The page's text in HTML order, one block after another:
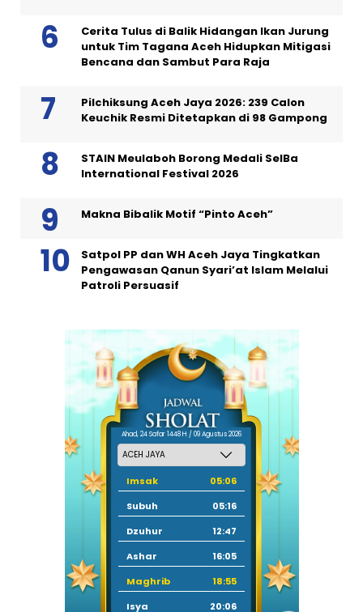
Cerita Tulus di Balik Hidangan Ikan Jurung
untuk Tim Tagana Aceh Hidupkan Mitigasi
Bencana dan Sambut Para Raja
Pilchiksung Aceh Jaya 2026: 239 Calon
Keuchik Resmi Ditetapkan di 98 Gampong
STAIN Meulaboh Borong Medali SeIBa
International Festival 2026
Makna Bibalik Motif “Pinto Aceh”
Satpol PP dan WH Aceh Jaya Tingkatkan
Pengawasan Qanun Syari’at Islam Melalui
Patroli Persuasif
Ahad, 24 Safar 1448 H / 09 Agustus 2026
Imsak
05:06
Subuh
05:16
Dzuhur
12:47
Ashar
16:05
Maghrib
18:55
Isya
20:06